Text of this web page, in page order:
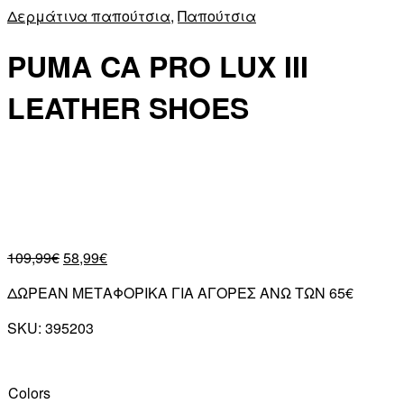
Δερμάτινα παπούτσια, Παπούτσια
PUMA CA PRO LUX III
LEATHER SHOES
109,99€58,99€
ΔΩΡΕΑΝ ΜΕΤΑΦΟΡΙΚΑ ΓΙΑ ΑΓΟΡΕΣ ΑΝΩ ΤΩΝ 65€
SKU: 395203
Colors